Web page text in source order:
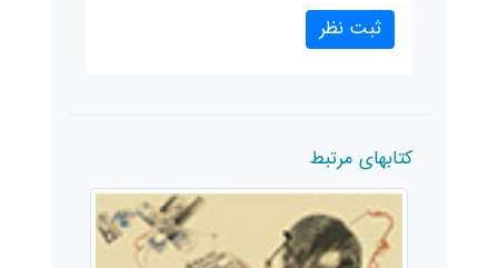
کتابهای مرتبط